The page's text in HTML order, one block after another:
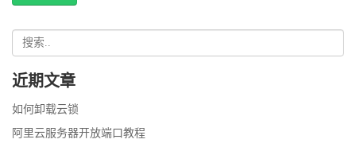
近期文章
如何卸载云锁
阿里云服务器开放端口教程